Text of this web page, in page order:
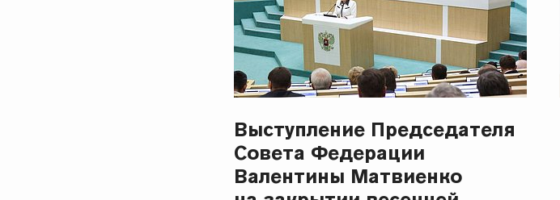
Выступление Председателя
Совета Федерации
Валентины Матвиенко